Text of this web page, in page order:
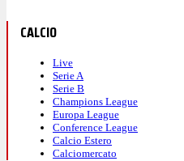
CALCIO
Live
Serie A
Serie B
Champions League
Europa League
Conference League
Calcio Estero
Calciomercato